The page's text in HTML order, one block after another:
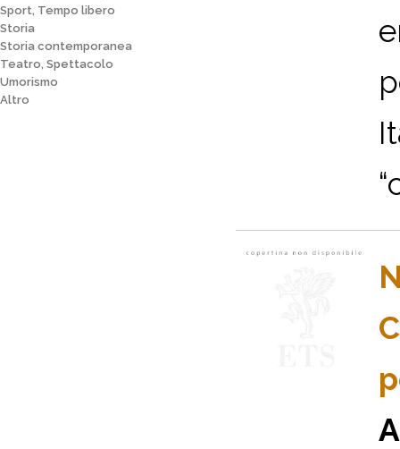
Sport, Tempo libero
Storia
Storia contemporanea
Teatro, Spettacolo
Umorismo
Altro